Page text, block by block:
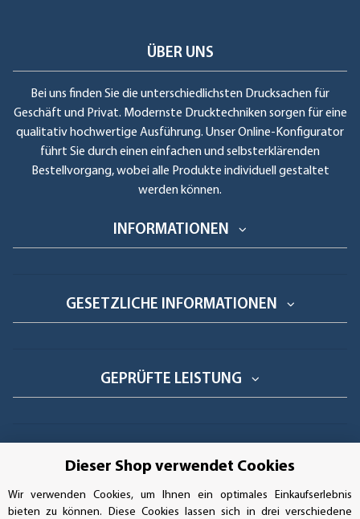
ÜBER UNS
Bei uns finden Sie die unterschiedlichsten Drucksachen für
Geschäft und Privat. Modernste Drucktechniken sorgen für eine
qualitativ hochwertige Ausführung. Unser Online-Konfigurator
führt Sie durch einen einfachen und selbsterklärenden
Bestellvorgang, wobei alle Produkte individuell gestaltet
werden können.
INFORMATIONEN
GESETZLICHE INFORMATIONEN
GEPRÜFTE LEISTUNG
Handwerkerring 1, D-39326 Wolmirstedt
Dieser Shop verwendet Cookies
Wir verwenden Cookies, um Ihnen ein optimales Einkaufserlebnis
bieten zu können. Diese Cookies lassen sich in drei verschiedene